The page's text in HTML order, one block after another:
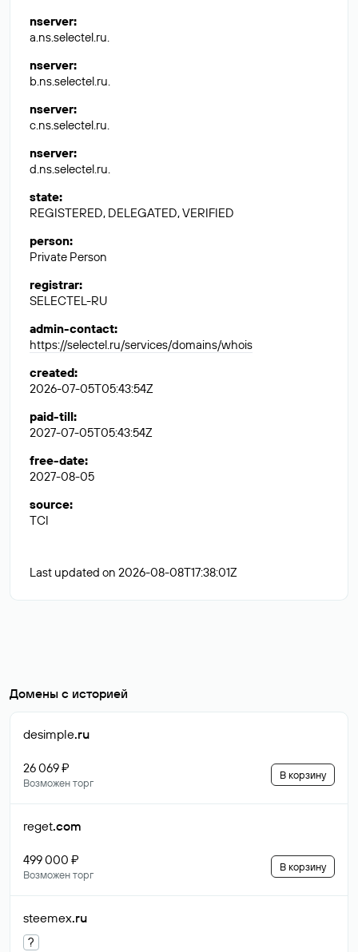
nserver:
a.ns.selectel.ru.
nserver:
b.ns.selectel.ru.
nserver:
c.ns.selectel.ru.
nserver:
d.ns.selectel.ru.
state:
REGISTERED, DELEGATED, VERIFIED
person:
Private Person
registrar:
SELECTEL-RU
admin-contact:
https://selectel.ru/services/domains/whois
created:
2026-07-05T05:43:54Z
paid-till:
2027-07-05T05:43:54Z
free-date:
2027-08-05
source:
TCI
Last updated on 2026-08-08T17:38:01Z
Домены с историей
desimple.ru
26 069 ₽
Возможен торг
В корзину
reget.com
499 000 ₽
Возможен торг
В корзину
steemex.ru
?